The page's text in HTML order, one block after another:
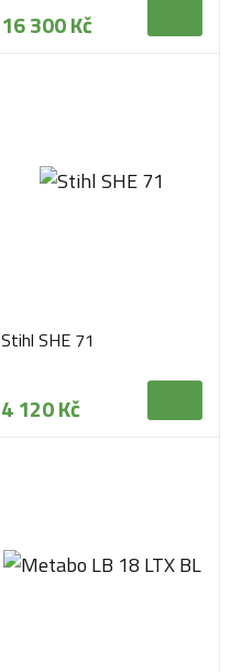
16 300 Kč
Stihl SHE 71
4 120 Kč